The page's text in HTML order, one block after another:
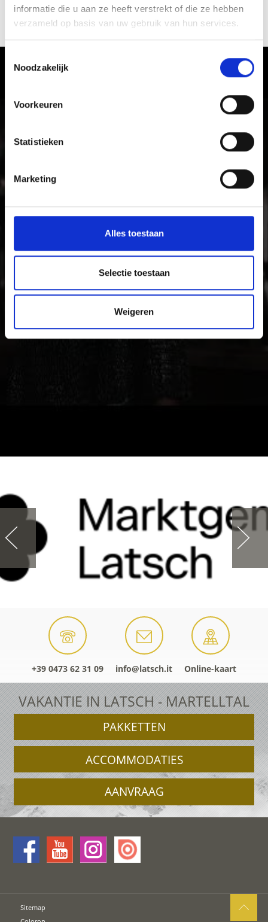
informatie die u aan ze heeft verstrekt of die ze hebben
verzameld op basis van uw gebruik van hun services.
Noodzakelijk
Voorkeuren
Statistieken
Marketing
Alles toestaan
Selectie toestaan
Weigeren
WEITERE KIRCHEN & KLÖSTER IM
VINSCHGAU TONEN OP KAART (DUITS)
Ervaar de cultuur en gebruiken in
stadsmuren en levendige tradities is het zonnige
Vinschgau vallei vakantiegebied voor gezinnen die
+39 0473 62 31 09 info@latsch.it Online-kaart
VAKANTIE IN LATSCH - MARTELLTAL
PAKKETTEN
ACCOMMODATIES
AANVRAAG
Sitemap